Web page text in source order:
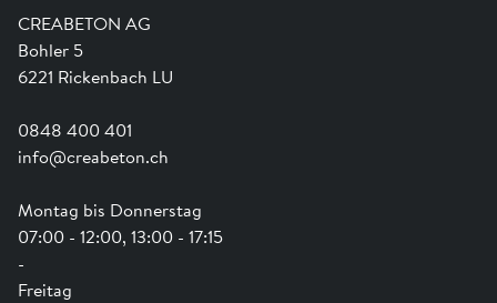
J0000 Versetzhinweise für Verbund- und Pflastersteine »
CREABETON AG
Bohler 5
6221 Rickenbach LU
0848 400 401
info@creabeton.ch
Montag bis Donnerstag
07:00 - 12:00, 13:00 - 17:15
-
Freitag
Ausbildung
Shop Hilfe
Anwendungsunterstützung
Newsletter
Engagement
Swissness
Schwammstadt